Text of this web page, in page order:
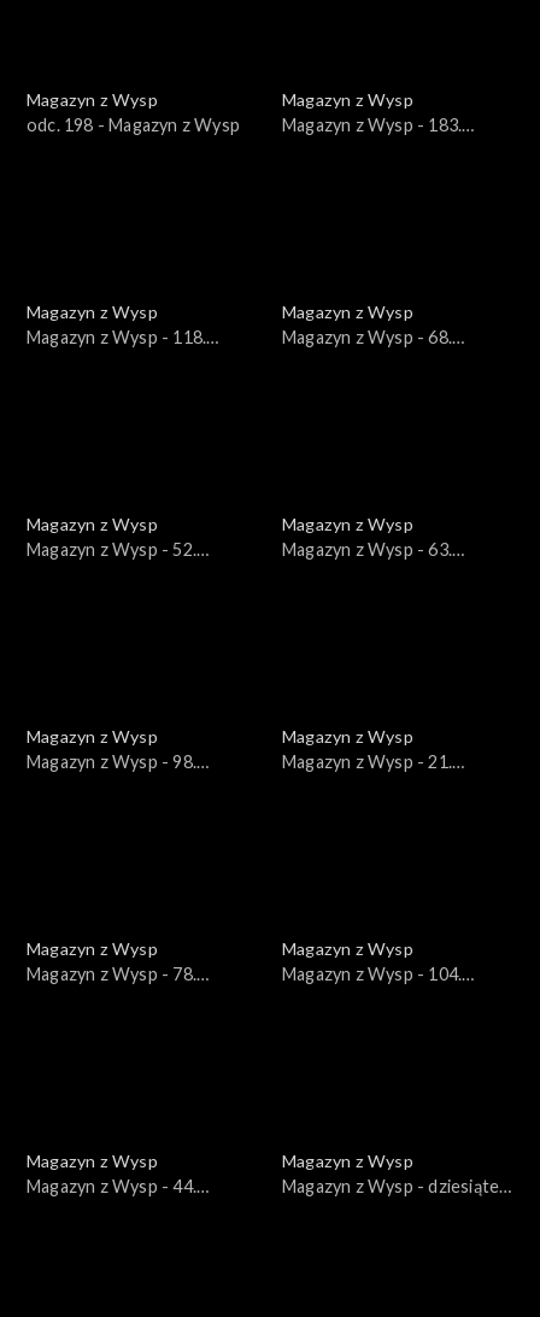
Magazyn z Wysp
odc. 198 - Magazyn z Wysp
Magazyn z Wysp
Magazyn z Wysp - 183.
Magazyn z Wysp
Magazyn z Wysp - 118.
Magazyn z Wysp
Magazyn z Wysp - 68.
Magazyn z Wysp
Magazyn z Wysp - 52.
Magazyn z Wysp
Magazyn z Wysp - 63.
Magazyn z Wysp
Magazyn z Wysp - 98.
Magazyn z Wysp
Magazyn z Wysp - 21.
Magazyn z Wysp
Magazyn z Wysp - 78.
Magazyn z Wysp
Magazyn z Wysp - 104.
Magazyn z Wysp
Magazyn z Wysp - 44.
Magazyn z Wysp
Magazyn z Wysp - dziesiąte